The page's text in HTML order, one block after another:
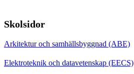
Skolsidor
Arkitektur och samhällsbyggnad (ABE)
Elektroteknik och datavetenskap (EECS)